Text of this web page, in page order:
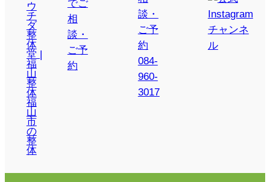
ウ
チ
ダ
整
体
堂 |
福
山
整
体
福
山
市
の
整
体